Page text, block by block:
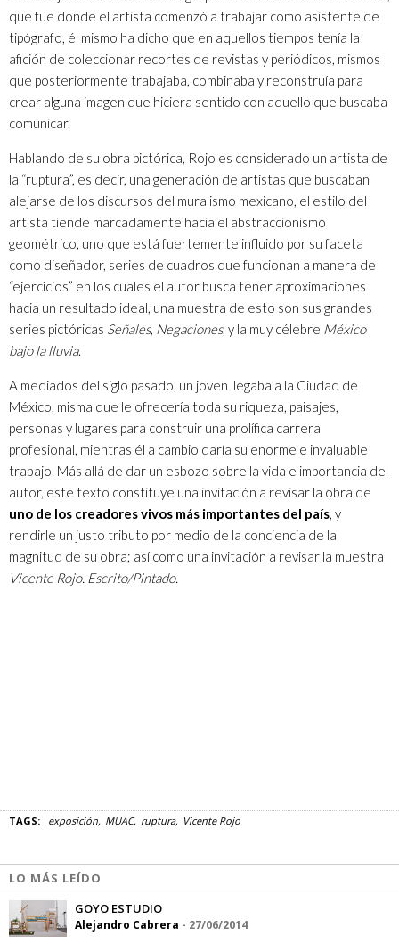
que fue donde el artista comenzó a trabajar como asistente de
tipógrafo, él mismo ha dicho que en aquellos tiempos tenía la
afición de coleccionar recortes de revistas y periódicos, mismos
que posteriormente trabajaba, combinaba y reconstruía para
crear alguna imagen que hiciera sentido con aquello que buscaba
comunicar.
Hablando de su obra pictórica, Rojo es considerado un artista de
la “ruptura”, es decir, una generación de artistas que buscaban
alejarse de los discursos del muralismo mexicano, el estilo del
artista tiende marcadamente hacia el abstraccionismo
geométrico, uno que está fuertemente influido por su faceta
como diseñador, series de cuadros que funcionan a manera de
“ejercicios” en los cuales el autor busca tener aproximaciones
hacia un resultado ideal, una muestra de esto son sus grandes
series pictóricas Señales, Negaciones, y la muy célebre México
bajo la lluvia.
A mediados del siglo pasado, un joven llegaba a la Ciudad de
México, misma que le ofrecería toda su riqueza, paisajes,
personas y lugares para construir una prolífica carrera
profesional, mientras él a cambio daría su enorme e invaluable
trabajo. Más allá de dar un esbozo sobre la vida e importancia del
autor, este texto constituye una invitación a revisar la obra de
uno de los creadores vivos más importantes del país, y
rendirle un justo tributo por medio de la conciencia de la
magnitud de su obra; así como una invitación a revisar la muestra
Vicente Rojo. Escrito/Pintado.
TAGS: exposición MUAC ruptura Vicente Rojo
LO MÁS LEÍDO
GOYO ESTUDIO
Alejandro Cabrera - 27/06/2014